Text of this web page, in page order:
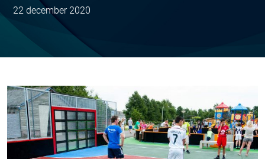
22 december 2020